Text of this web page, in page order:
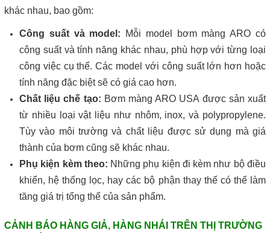
khác nhau, bao gồm:
Công suất và model: Mỗi model bơm màng ARO có
công suất và tính năng khác nhau, phù hợp với từng loại
công việc cụ thể. Các model với công suất lớn hơn hoặc
tính năng đặc biệt sẽ có giá cao hơn.
Chất liệu chế tạo: Bơm màng ARO USA được sản xuất
từ nhiều loại vật liệu như nhôm, inox, và polypropylene.
Tùy vào môi trường và chất liệu được sử dụng mà giá
thành của bơm cũng sẽ khác nhau.
Phụ kiện kèm theo: Những phụ kiện đi kèm như bộ điều
khiển, hệ thống lọc, hay các bộ phận thay thế có thể làm
tăng giá trị tổng thể của sản phẩm.
CẢNH BÁO HÀNG GIẢ, HÀNG NHÁI TRÊN THỊ TRƯỜNG